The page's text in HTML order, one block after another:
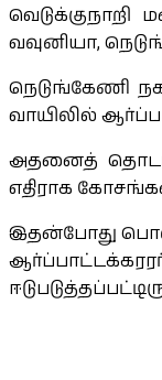
வவுனியா,
நெடுங்கேணி
வாயிலில்
அதனைத்
எதிராக
இதன்போது